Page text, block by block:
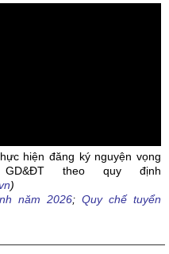
hiện đăng ký nguyện vọng
theo quy định
)
năm 2026; Quy chế tuyển